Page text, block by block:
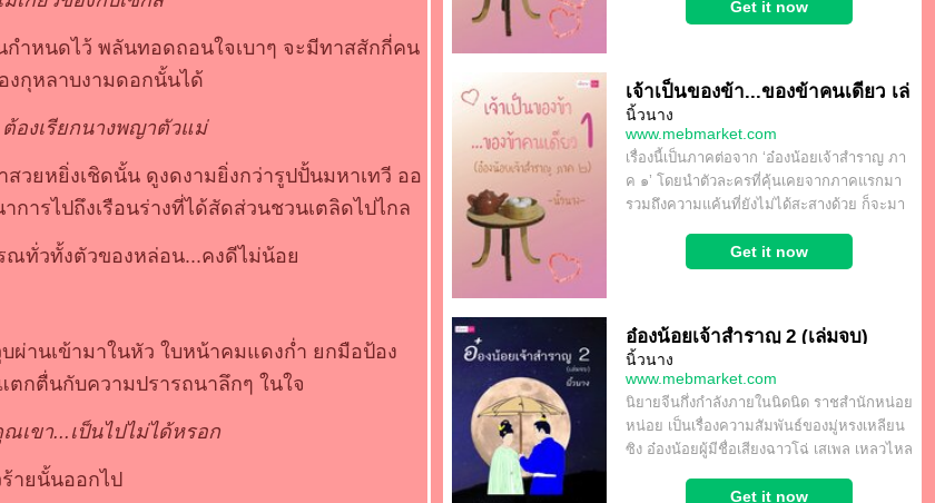
กำหนดไว้ พลันทอดถอนใจเบาๆ จะมีทาสสักกี่คน
งกุหลาบงามดอกนั้นได้
องเรียกนางพญาตัวแม่
สวยหยิ่งเชิดนั้น ดูงดงามยิ่งกว่ารูปปั้นมหาเทวี ออ
การไปถึงเรือนร่างที่ได้สัดส่วนชวนเตลิดไปไกล
ณทั่วทั้งตัวของหล่อน...คงดีไม่น้อ
ผ่านเข้ามาในหัว ใบหน้าคมแดงก่ำ ยกมือป้อง
ตกตื่นกับความปรารถนาลึกๆ ในใจ
เขา...เป็นไปไม่ได้หรอก
ายนั้นออกไป